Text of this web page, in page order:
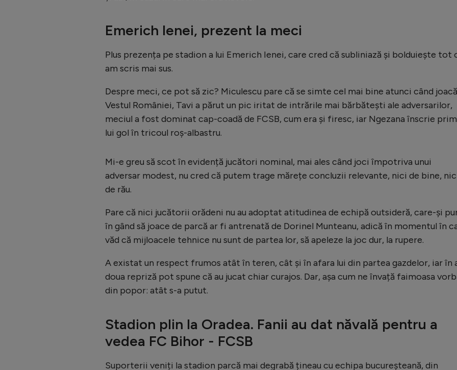
Emerich Ienei, prezent la meci
Plus prezența pe stadion a lui Emerich Ienei, care cred că subliniază și bolduiește tot
am scris mai sus.
Despre meci, ce pot să zic? Miculescu pare că se simte cel mai bine atunci când
Vestul României, Tavi a părut un pic iritat de intrările mai bărbătești ale adversarilor,
meciul a fost dominat cap-coadă de FCSB, cum era și firesc, iar Ngezana înscrie
lui gol în tricoul roș-albastru.
Mi-e greu să scot în evidență jucători nominal, mai ales când joci împotriva unui
adversar modest, nu cred că putem trage mărețe concluzii relevante, nici de bine,
de rău.
Pare că nici jucătorii orădeni nu au adoptat atitudinea de echipă outsideră, care-și
în gând să joace de parcă ar fi antrenată de Dorinel Munteanu, adică în momentul în
văd că mijloacele tehnice nu sunt de partea lor, să apeleze la joc dur, la rupere.
A existat un respect frumos atât în teren, cât și în afara lui din partea gazdelor, iar în
doua repriză pot spune că au jucat chiar curajos. Dar, așa cum ne învață faimoasa
din popor: atât s-a putut.
Stadion plin la Oradea. Fanii au dat năvală pentru a
vedea FC Bihor - FCSB
Suporterii veniți la stadion parcă mai degrabă țineau cu echipa bucureșteană, din